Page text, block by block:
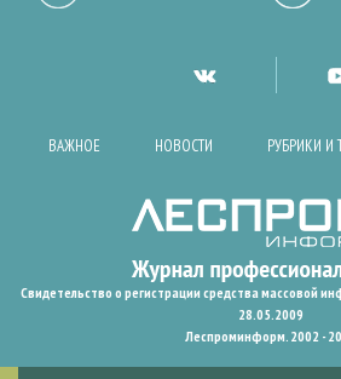
ВАЖНОЕ НОВОСТИ РУБРИКИ И
Свидетельство о регистрации средства массовой
28.05.2009
Леспроминформ. 2002 -